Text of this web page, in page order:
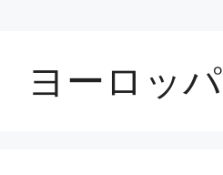
ヨーロッパ